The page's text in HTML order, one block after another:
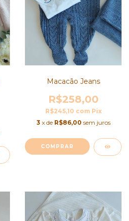
Macacão Jeans
R$258,00
R$245,10 com Pix
3 x de R$86,00 sem juros
COMPRAR